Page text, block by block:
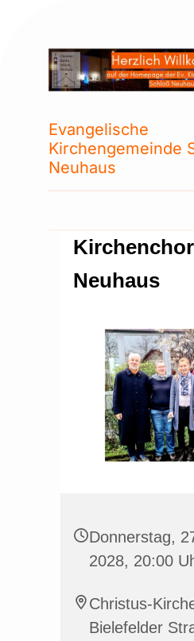
Evangelische
Kirchengemeinde
Neuhaus
Neuhaus
Donnerstag,
2028, 20:00
Christus-
Bielefelder